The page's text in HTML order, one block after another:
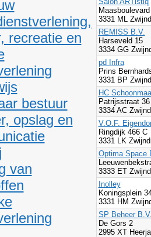
recreatie en
bestuur
opslag en
van
3331 ML
REMISS B.V.
Harseveld 15
3334 GG
pd Infra
Prins
3331 BP
HC
Patrijsstraat 36
3334 AC
V.O.F.
Ringdijk 466 C
3331 LK
Optima Space
3333 ET
Inolley
Koningsplein
3331 HM
SP Beheer
De Gors 2
2995 XT